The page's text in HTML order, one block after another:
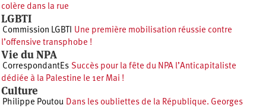
colère dans la rue
LGBTI
Commission LGBTI Une première mobilisation réussie contre
l’offensive transphobe !
Vie du NPA
CorrespondantEs Succès pour la fête du NPA l’Anticapitaliste
dédiée à la Palestine le 1er Mai !
Culture
Philippe Poutou Dans les oubliettes de la République. Georges